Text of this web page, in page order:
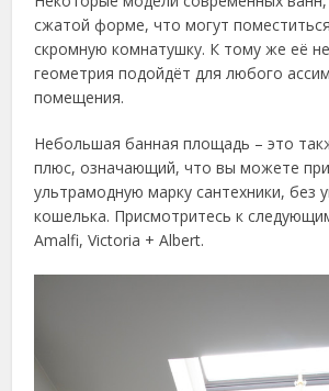
сжатой форме, что могут
скромную комнатушку. К тому же её
геометрия подойдёт для любого
помещения.
Небольшая банная площадь – это
плюс, означающий, что вы можете
ультрамодную марку сантехники, без
кошелька. Присмотритесь к
Amalfi, Victoria + Albert.